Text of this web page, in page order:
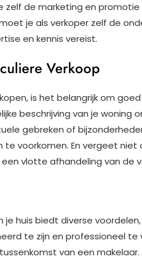
zelf de marketing en
je als verkoper zelf de
en kennis vereist.
Verkoop
is het belangrijk om
beschrijving van je woning
gebreken of
voorkomen. En vergeet niet
vlotte afhandeling van de
je huis biedt diverse
te zijn en professioneel te
van een makelaar.